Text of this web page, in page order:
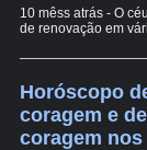
10 mêss atrás - O
de renovação em
Horóscopo
coragem e
coragem